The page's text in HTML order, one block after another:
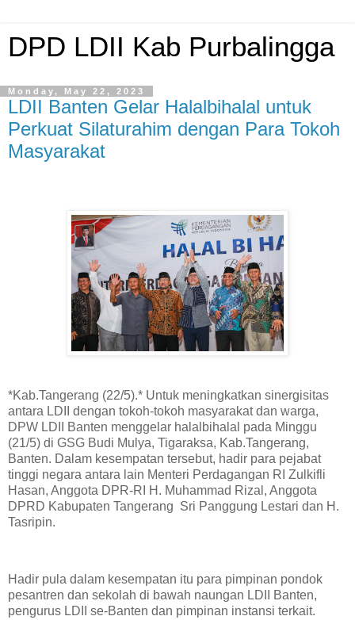
DPD LDII Kab Purbalingga
Monday, May 22, 2023
LDII Banten Gelar Halalbihalal untuk
Perkuat Silaturahim dengan Para Tokoh
Masyarakat
*‌Kab.Tangerang (22/5).* Untuk meningkatkan sinergisitas
antara LDII dengan tokoh-tokoh masyarakat dan warga,
DPW LDII Banten menggelar halalbihalal pada Minggu
(21/5) di GSG Budi Mulya, Tigaraksa, Kab.Tangerang,
Banten. Dalam kesempatan tersebut, hadir para pejabat
tinggi negara antara lain Menteri Perdagangan RI Zulkifli
Hasan, Anggota DPR-RI H. Muhammad Rizal, Anggota
DPRD Kabupaten Tangerang Sri Panggung Lestari dan H.
Tasripin.
Hadir pula dalam kesempatan itu para pimpinan pondok
pesantren dan sekolah di bawah naungan LDII Banten,
pengurus LDII se-Banten dan pimpinan instansi terkait.